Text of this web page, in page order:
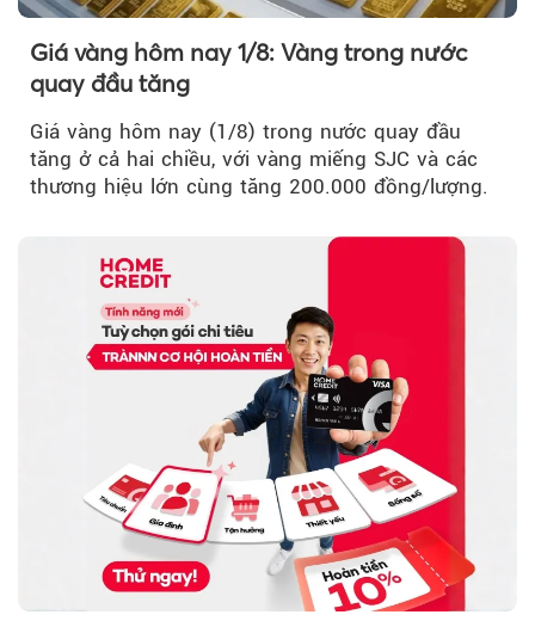
Giá vàng hôm nay 1/8: Vàng trong nước
quay đầu tăng
Giá vàng hôm nay (1/8) trong nước quay đầu
tăng ở cả hai chiều, với vàng miếng SJC và các
thương hiệu lớn cùng tăng 200.000 đồng/lượng.